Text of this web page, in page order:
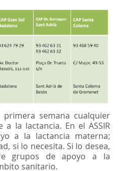
semana cualquier
la lactancia. En el ASSIR
a la lactancia materna;
si lo necesita. Si lo desea,
grupos de apoyo a la
sanitario.